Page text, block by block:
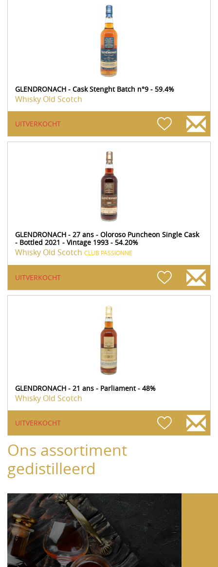
GLENDRONACH - Cask Stenght Batch n°9 - 59.4%
Whisky Old Scotch
UITVERKOCHT
GLENDRONACH - 27 ans - Oloroso Puncheon Single Cask
- Bottled 2021 - Vintage 1993 - 54.20%
Whisky Old Scotch CLUB PASSIONNE
UITVERKOCHT
GLENDRONACH - 21 ans - Parliament - 48%
Whisky Old Scotch
UITVERKOCHT
Ons assortiment
gedistilleerd